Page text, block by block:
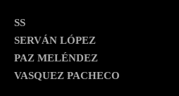
SS
SERVÁN LÓPEZ
PAZ MELÉNDEZ
VASQUEZ PACHECO